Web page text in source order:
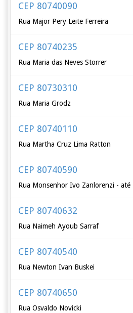
CEP 80740090
Rua Major Pery Leite Ferreira
CEP 80740235
Rua Maria das Neves Storrer
CEP 80730310
Rua Maria Grodz
CEP 80740110
Rua Martha Cruz Lima Ratton
CEP 80740590
Rua Monsenhor Ivo Zanlorenzi -
CEP 80740632
Rua Naimeh Ayoub Sarraf
CEP 80740540
Rua Newton Ivan Buskei
CEP 80740650
Rua Osvaldo Novicki